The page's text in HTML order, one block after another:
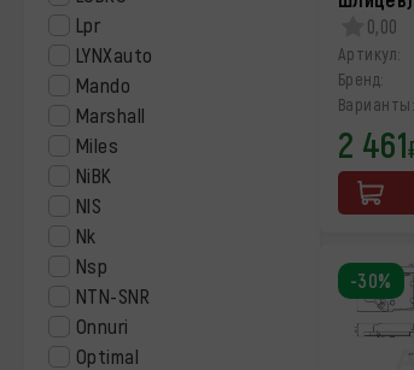
Lpr
LYNXauto
Mando
Marshall
Miles
NiBK
NIS
Nk
Nsp
NTN-SNR
Onnuri
Optimal
0,00
Артикул:
Бренд:
Варианты:
2 461
-30%